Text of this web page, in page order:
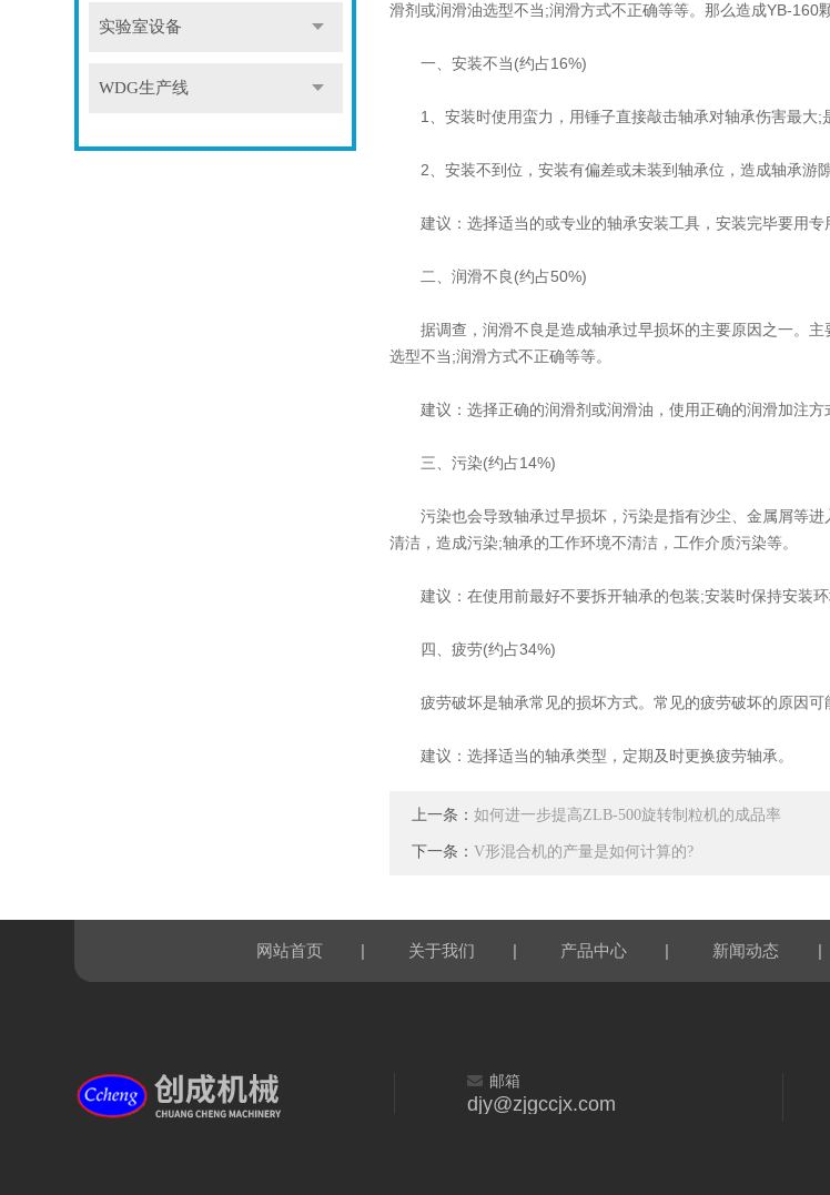
实验室设备
WDG生产线
滑剂或润滑油选型不当;润滑方式不正确等等。那么造成YB-160
一、安装不当(约占16%)
1、安装时使用蛮力，用锤子直接敲击轴承对轴承伤害最大;
2、安装不到位，安装有偏差或未装到轴承位，造成轴承游隙
建议：选择适当的或专业的轴承安装工具，安装完毕要用专
二、润滑不良(约占50%)
据调查，润滑不良是造成轴承过早损坏的主要原因之一。主
选型不当;润滑方式不正确等等。
建议：选择正确的润滑剂或润滑油，使用正确的润滑加注方
三、污染(约占14%)
污染也会导致轴承过早损坏，污染是指有沙尘、金属屑等进
清洁，造成污染;轴承的工作环境不清洁，工作介质污染等。
建议：在使用前最好不要拆开轴承的包装;安装时保持安装环
四、疲劳(约占34%)
疲劳破坏是轴承常见的损坏方式。常见的疲劳破坏的原因可
建议：选择适当的轴承类型，定期及时更换疲劳轴承。
上一条：如何进一步提高ZLB-500旋转制粒机的成品率
下一条：V形混合机的产量是如何计算的?
网站首页 | 关于我们 | 产品中心 | 新闻动态 |
邮箱
djy@zjgccjx.com